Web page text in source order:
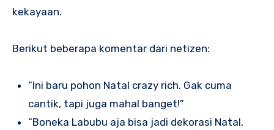
kekayaan.
Berikut beberapa komentar dari netizen:
“Ini baru pohon Natal crazy rich. Gak cuma
cantik, tapi juga mahal banget!”
“Boneka Labubu aja bisa jadi dekorasi Natal,